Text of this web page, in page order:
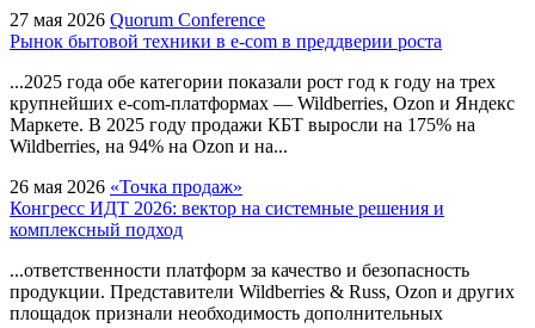
27 мая 2026 Quorum Conference
Рынок бытовой техники в e-com в преддверии роста
...2025 года обе категории показали рост год к году на трех
крупнейших e-com-платформах — Wildberries, Ozon и Яндекс
Маркете. В 2025 году продажи КБТ выросли на 175% на
Wildberries, на 94% на Ozon и на...
26 мая 2026 «Точка продаж»
Конгресс ИДТ 2026: вектор на системные решения и
комплексный подход
...ответственности платформ за качество и безопасность
продукции. Представители Wildberries & Russ, Ozon и других
площадок признали необходимость дополнительных